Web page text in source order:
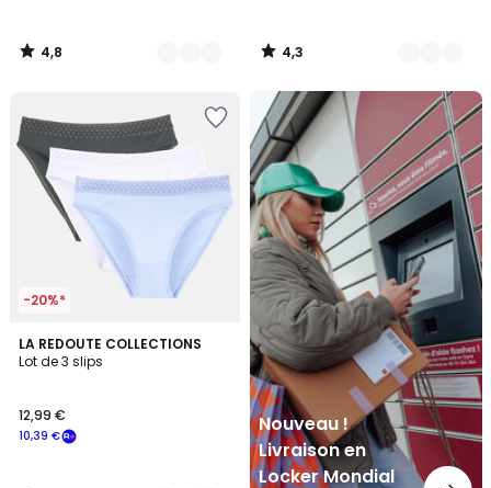
4,8
/
4,3
/
-20%*
LA REDOUTE COLLECTIONS
Lot de 3 slips
10,39 €
12,99 €
4,7
/ 5
3
Couleurs
Nouveau !
Livraison en
Locker Mondial
Nouveau
Livraison
en
Locker
Mondial
Relay